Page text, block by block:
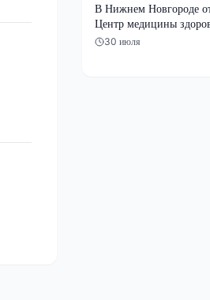
В Нижнем Новгороде
Центр медицины
30 июля